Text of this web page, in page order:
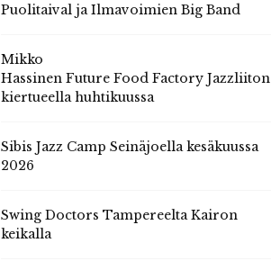
Puolitaival ja Ilmavoimien Big Band
Mikko
Hassinen Future Food Factory Jazzliiton
kiertueella huhtikuussa
Sibis Jazz Camp Seinäjoella kesäkuussa
2026
Swing Doctors Tampereelta Kairon
keikalla